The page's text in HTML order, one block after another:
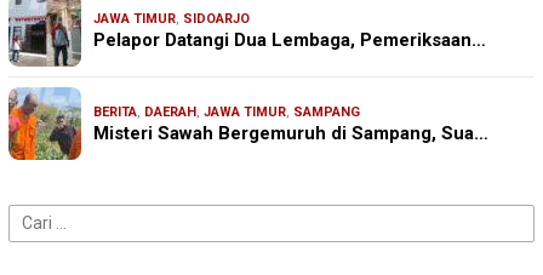
JAWA TIMUR, SIDOARJO
Pelapor Datangi Dua Lembaga, Pemeriksaan…
BERITA, DAERAH, JAWA TIMUR, SAMPANG
Misteri Sawah Bergemuruh di Sampang, Sua…
Cari
untuk: